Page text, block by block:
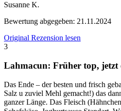
Susanne K.
Bewertung abgegeben: 21.11.2024
Original Rezension lesen
3
Lahmacun: Früher top, jetzt
Das Ende – der besten und frisch
Salz u zuviel Mehl gemacht!) das
ganzer Länge. Das Fleisch